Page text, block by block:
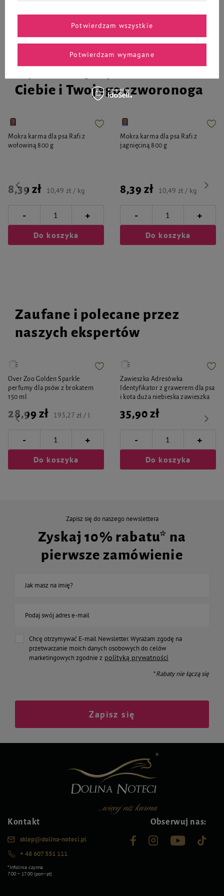
Ciebie i Twojego czworonoga
Mokra karma dla psa Rafi z
wołowiną 800 g
8,39 zł 10,49 zł / kg
- +
Do koszyka
Mokra karma dla psa Rafi z
jagnięciną 800 g
8,39 zł 10,49 zł / kg
- +
Do koszyka
Zaufane i polecane przez
naszych ekspertów
Over Zoo Golden Sparkle
perfumy dla psów z brokatem
150 ml
28,99 zł 193,27 zł / l
- +
Do koszyka
Zawieszka Adresówka
Identyfikator z grawerem dla psa
i kota duża niebieska zawieszka
35,90 zł
- +
Do koszyka
Zapisz się do naszego newslettera
Zyskaj 10% rabatu* na
pierwsze zamówienie
Jak masz na imię?
Podaj swój adres e-mail
Chcę otrzymywać E-mail Newsletter. Wyrażam zgodę na
przetwarzanie moich danych osobowych do celów
marketingowych zgodnie z polityką prywatności
* Rabaty nie łączą się
Zapisz się
Kontakt
sklep@dolina-noteci.pl
+ 48 607 551 111
*Infolinia czynna
7:00 – 17:00 (pon–pt)
Obserwuj nas:
Potwierdzam wymagane
Potwierdzam wszystkie